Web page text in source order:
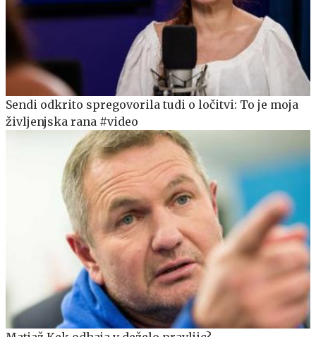
Sendi odkrito spregovorila tudi o ločitvi: To je moja
življenjska rana #video